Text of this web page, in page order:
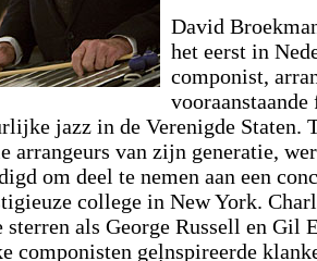
David
het eerst in
componist,
jazz in de Verenigde Staten.
arrangeurs van zijn generatie,
om deel te nemen aan een
college in New York.
sterren als George Russell en Gil
componisten geļnspireerde